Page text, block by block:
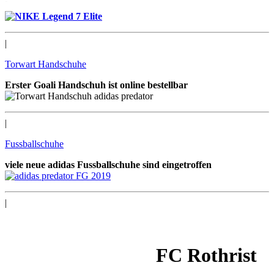
|
Torwart Handschuhe
Erster Goali Handschuh ist online bestellbar
|
Fussballschuhe
viele neue adidas Fussballschuhe sind eingetroffen
|
FC Rothrist